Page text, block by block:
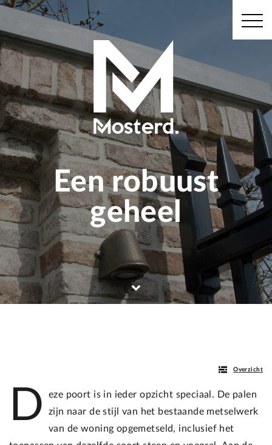
Een robuust
geheel
Overzicht
D
eze poort is in ieder opzicht speciaal. De palen
zijn naar de stijl van het bestaande metselwerk
van de woning opgemetseld, inclusief het